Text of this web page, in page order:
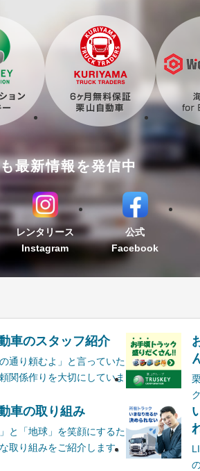
最新情報を発信中
レンタリース
Instagram
公式
Facebook
車のスタッフ紹介
の通り頼むよ」と言っていた
関係作りを大切にしていま
車の取り組み
」と「地球」を笑顔にするた
取り組みをご紹介します。